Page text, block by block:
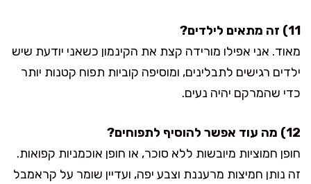
11) זה מתאים לילדים?
מאוד. אני אפילו מורידה קצת את הקינמון כשאני יודעת שיש
ילדים רגישים לתבלינים, ומוסיפה קוביות תפוח קטנות יותר
כדי שהמרקם יהיה נעים.
12) מה עוד אפשר להוסיף לתפוחים?
חופן חמוציות מיובשות ללא סוכר, או חופן אוכמניות קפואות.
זה נותן חמיצות מרעננת וצבע יפה, ועדיין שומר על קראמבל